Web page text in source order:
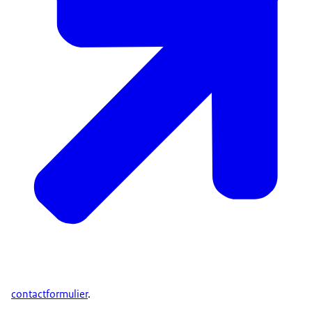
moet je zien als een onderdeel van het breed
trekken van het verhaal over de onderwijskwaliteit
En daar komt natuurlijk bij dat kinderen in hun
onbevangenheid natuurlijk ontzettend veel
informatie geven die van belang zou kunnen zijn
tijdens zo'n onderzoeksdag.
VOICE-OVER: Het beeld dat voortkomt uit het
gesprek met de kinderen neemt de inspecteur mee
in het gesprek met de leraren.
VAN DEN BERG: De leerkracht is natuurlijk ook een
informatiebron voor mij om achter die kwaliteit
kiezen om een leerkracht maar het kan ook een
contactformulier.